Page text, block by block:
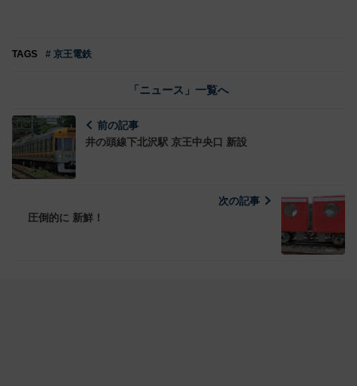
TAGS # 京王電鉄
「ニュース」一覧へ
前の記事
井の頭線下北沢駅 京王中央口 新設
次の記事
圧倒的に 新鮮！